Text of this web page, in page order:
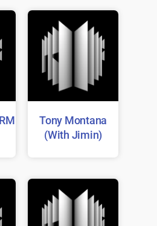
Tony Montana
(With Jimin)